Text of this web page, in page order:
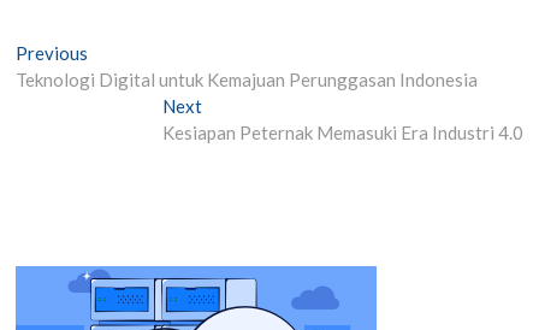
Post
navigation
Previous
post:
Teknologi Digital untuk Kemajuan Perunggasan Indonesia
NextNext
post:
Kesiapan Peternak Memasuki Era Industri 4.0